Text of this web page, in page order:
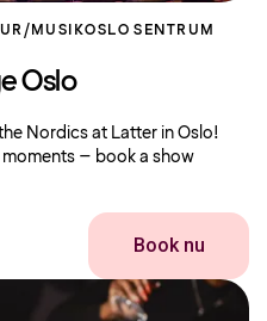
MUSIKOSLO SENTRUM
Oslo
Nordics at Latter in Oslo!
– book a show
Book nu